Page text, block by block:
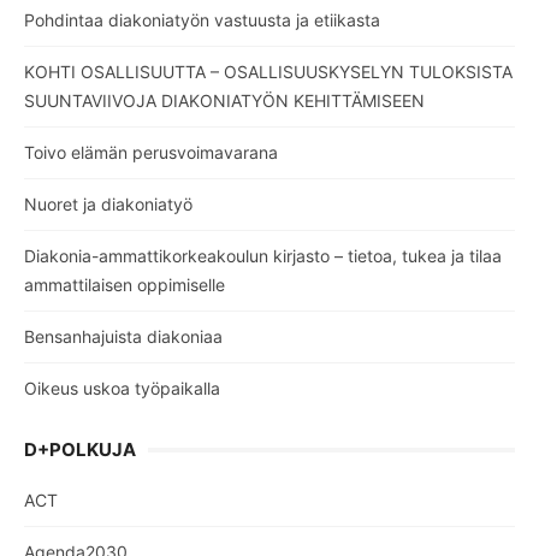
Pohdintaa diakoniatyön vastuusta ja etiikasta
KOHTI OSALLISUUTTA – OSALLISUUSKYSELYN TULOKSISTA
SUUNTAVIIVOJA DIAKONIATYÖN KEHITTÄMISEEN
Toivo elämän perusvoimavarana
Nuoret ja diakoniatyö
Diakonia-ammattikorkeakoulun kirjasto – tietoa, tukea ja tilaa
ammattilaisen oppimiselle
Bensanhajuista diakoniaa
Oikeus uskoa työpaikalla
D+POLKUJA
ACT